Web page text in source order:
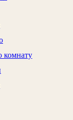
комнату